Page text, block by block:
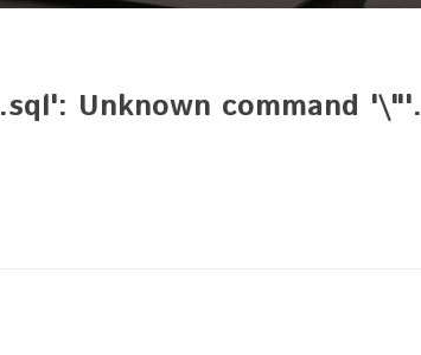
Unknown command '\"'.